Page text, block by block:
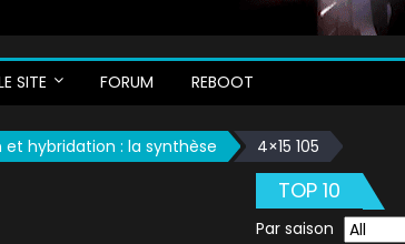
SITE FORUM REBOOT
et hybridation : la synthèse 4×15 105
TOP 10
Par saison